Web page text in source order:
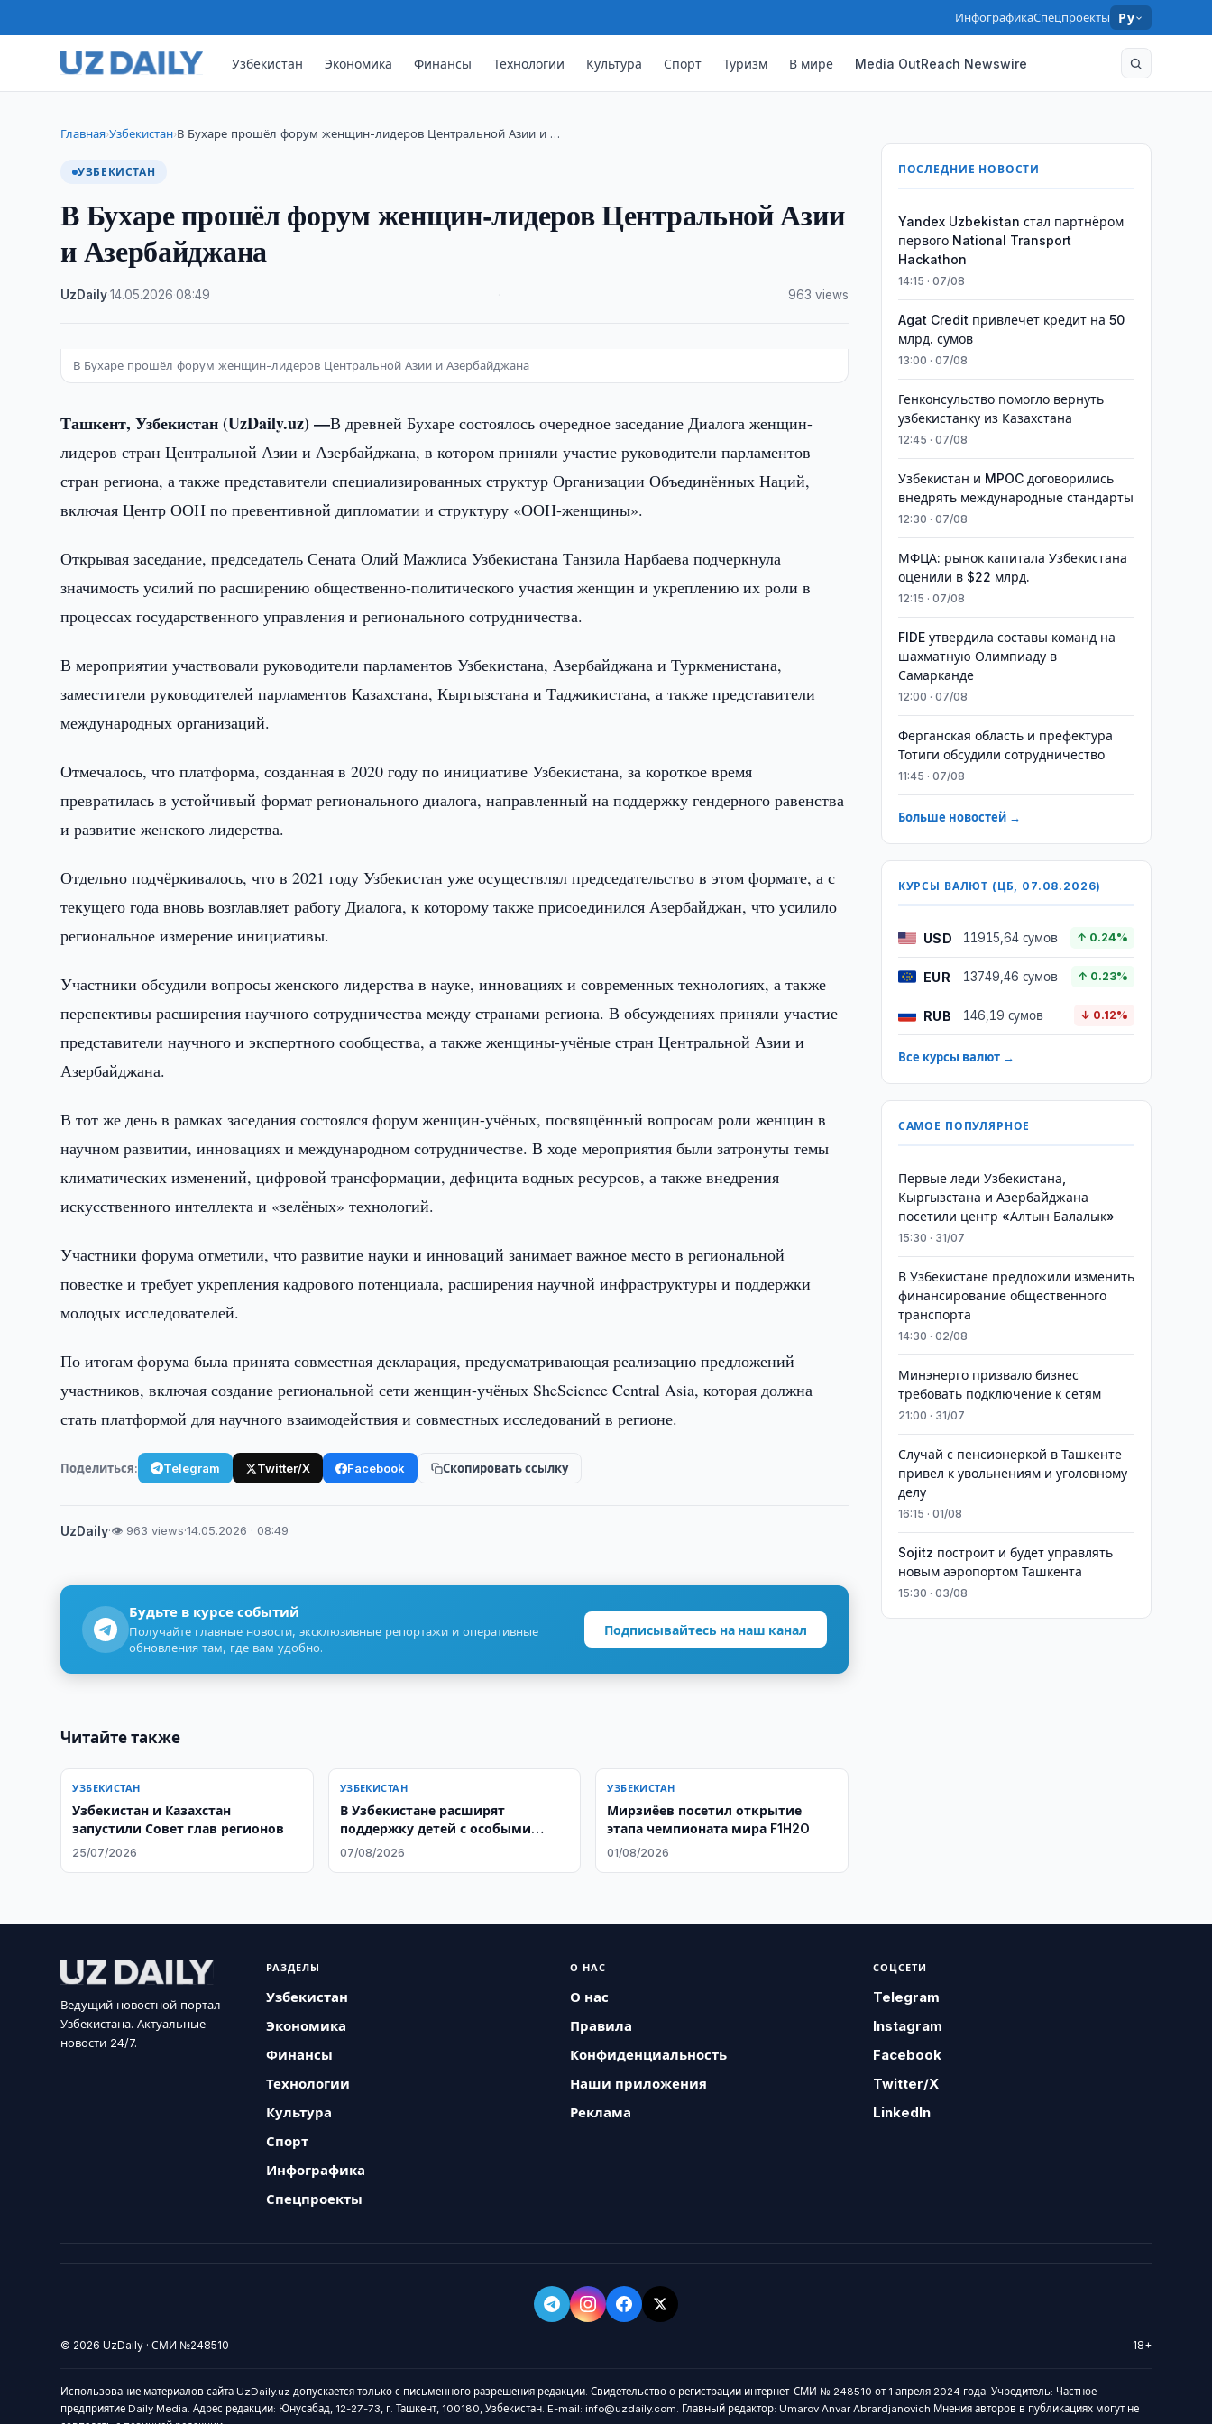
ИнфографикаСпецпроекты Ру
Узбекистан Экономика Финансы Технологии Культура Спорт Туризм В мире Media OutReach Newswire
Главная›Узбекистан›В Бухаре прошёл форум женщин-лидеров Центральной Азии и …
УЗБЕКИСТАН
В Бухаре прошёл форум женщин-лидеров Центральной Азии
и Азербайджана
UzDaily·14.05.2026 ·08:49 963 views
В Бухаре прошёл форум женщин-лидеров Центральной Азии и Азербайджана
Ташкент, Узбекистан (UzDaily.uz) —В древней Бухаре состоялось очередное заседание Диалога женщин-
лидеров стран Центральной Азии и Азербайджана, в котором приняли участие руководители парламентов
стран региона, а также представители специализированных структур Организации Объединённых Наций,
включая Центр ООН по превентивной дипломатии и структуру «ООН-женщины».
Открывая заседание, председатель Сената Олий Мажлиса Узбекистана Танзила Нарбаева подчеркнула
значимость усилий по расширению общественно-политического участия женщин и укреплению их роли в
процессах государственного управления и регионального сотрудничества.
В мероприятии участвовали руководители парламентов Узбекистана, Азербайджана и Туркменистана,
заместители руководителей парламентов Казахстана, Кыргызстана и Таджикистана, а также представители
международных организаций.
Отмечалось, что платформа, созданная в 2020 году по инициативе Узбекистана, за короткое время
превратилась в устойчивый формат регионального диалога, направленный на поддержку гендерного равенства
и развитие женского лидерства.
Отдельно подчёркивалось, что в 2021 году Узбекистан уже осуществлял председательство в этом формате, а с
текущего года вновь возглавляет работу Диалога, к которому также присоединился Азербайджан, что усилило
региональное измерение инициативы.
Участники обсудили вопросы женского лидерства в науке, инновациях и современных технологиях, а также
перспективы расширения научного сотрудничества между странами региона. В обсуждениях приняли участие
представители научного и экспертного сообщества, а также женщины-учёные стран Центральной Азии и
Азербайджана.
В тот же день в рамках заседания состоялся форум женщин-учёных, посвящённый вопросам роли женщин в
научном развитии, инновациях и международном сотрудничестве. В ходе мероприятия были затронуты темы
климатических изменений, цифровой трансформации, дефицита водных ресурсов, а также внедрения
искусственного интеллекта и «зелёных» технологий.
Участники форума отметили, что развитие науки и инноваций занимает важное место в региональной
повестке и требует укрепления кадрового потенциала, расширения научной инфраструктуры и поддержки
молодых исследователей.
По итогам форума была принята совместная декларация, предусматривающая реализацию предложений
участников, включая создание региональной сети женщин-учёных SheScience Central Asia, которая должна
стать платформой для научного взаимодействия и совместных исследований в регионе.
Поделиться: Telegram Twitter/X Facebook Скопировать ссылку
UzDaily·👁 963 views·14.05.2026 · 08:49
Будьте в курсе событий
Получайте главные новости, эксклюзивные репортажи и оперативные
обновления там, где вам удобно.
Подписывайтесь на наш канал
Читайте также
УЗБЕКИСТАН
Узбекистан и Казахстан
запустили Совет глав регионов
25/07/2026
УЗБЕКИСТАН
В Узбекистане расширят
поддержку детей с особыми
образовательными
07/08/2026
УЗБЕКИСТАН
Мирзиёев посетил открытие
этапа чемпионата мира F1H2O
01/08/2026
ПОСЛЕДНИЕ НОВОСТИ
Yandex Uzbekistan стал партнёром
первого National Transport
Hackathon
14:15 · 07/08
Agat Credit привлечет кредит на 50
млрд. сумов
13:00 · 07/08
Генконсульство помогло вернуть
узбекистанку из Казахстана
12:45 · 07/08
Узбекистан и MPOC договорились
внедрять международные стандарты
12:30 · 07/08
МФЦА: рынок капитала Узбекистана
оценили в $22 млрд.
12:15 · 07/08
FIDE утвердила составы команд на
шахматную Олимпиаду в
Самарканде
12:00 · 07/08
Ферганская область и префектура
Тотиги обсудили сотрудничество
11:45 · 07/08
Больше новостей →
КУРСЫ ВАЛЮТ (ЦБ, 07.08.2026)
USD 11915,64 сумов ↑ 0.24%
EUR 13749,46 сумов ↑ 0.23%
RUB 146,19 сумов ↓ 0.12%
Все курсы валют →
САМОЕ ПОПУЛЯРНОЕ
Первые леди Узбекистана,
Кыргызстана и Азербайджана
посетили центр «Алтын Балалык»
15:30 · 31/07
В Узбекистане предложили изменить
финансирование общественного
транспорта
14:30 · 02/08
Минэнерго призвало бизнес
требовать подключение к сетям
21:00 · 31/07
Случай с пенсионеркой в Ташкенте
привел к увольнениям и уголовному
делу
16:15 · 01/08
Sojitz построит и будет управлять
новым аэропортом Ташкента
15:30 · 03/08
Ведущий новостной портал
Узбекистана. Актуальные
новости 24/7.
РАЗДЕЛЫ
Узбекистан
Экономика
Финансы
Технологии
Культура
Спорт
Инфографика
Спецпроекты
О НАС
О нас
Правила
Конфиденциальность
Наши приложения
Реклама
СОЦСЕТИ
Telegram
Instagram
Facebook
Twitter/X
LinkedIn
© 2026 UzDaily · СМИ №248510 18+
Использование материалов сайта UzDaily.uz допускается только с письменного разрешения редакции. Свидетельство о регистрации интернет-СМИ № 248510 от 1 апреля 2024 года. Учредитель: Частное
предприятие Daily Media. Адрес редакции: Юнусабад, 12-27-73, г. Ташкент, 100180, Узбекистан. E-mail: info@uzdaily.com. Главный редактор: Umarov Anvar Abrardjanovich Мнения авторов в публикациях могут не